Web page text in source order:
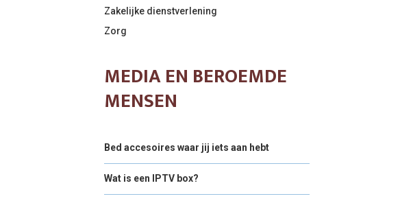
Zakelijke dienstverlening
Zorg
MEDIA EN BEROEMDE
MENSEN
Bed accesoires waar jij iets aan hebt
Wat is een IPTV box?